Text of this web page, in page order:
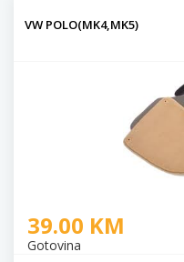
VW POLO(MK4,MK5)
39.00 KM
Gotovina